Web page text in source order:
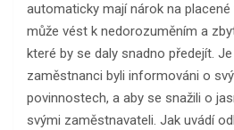
automaticky mají nárok na
může vést k nedorozuměním a
které by se daly snadno předejít.
zaměstnanci byli informováni o
povinnostech, a aby se snažili o
svými zaměstnavateli. Jak uvádí